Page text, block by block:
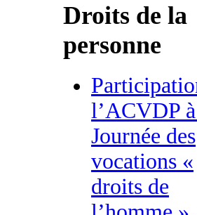
Droits de la
personne
l’ACVDP
Journée des
vocations «
droits de